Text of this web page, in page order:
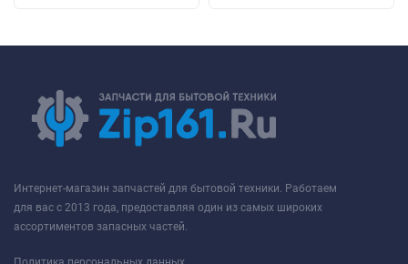
Интернет-магазин запчастей для бытовой техники. Работаем
для вас с 2013 года, предоставляя один из самых широких
ассортиментов запасных частей.